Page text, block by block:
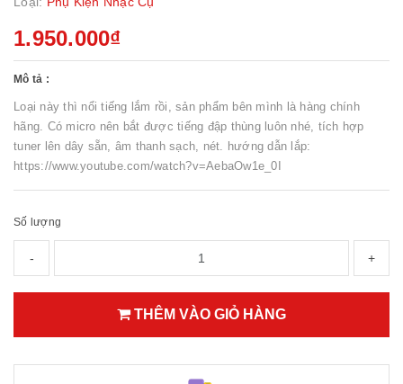
1.950.000₫
Mô tả :
Loại này thì nổi tiếng lắm rồi, sản phẩm bên mình là hàng chính
hãng. Có micro nên bắt được tiếng đập thùng luôn nhé, tích hợp
tuner lên dây sẵn, âm thanh sạch, nét. hướng dẫn lắp:
https://www.youtube.com/watch?v=AebaOw1e_0I
Số lượng
- +
THÊM VÀO GIỎ HÀNG